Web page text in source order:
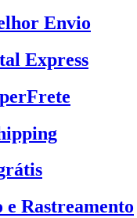
Envio
Express
e Rastreamento